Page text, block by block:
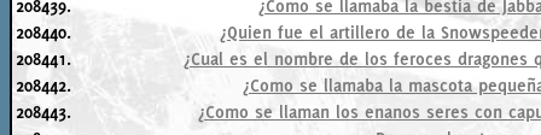
208439.
¿Como se llamaba la bestia de
208440.
¿Quien fue el artillero de la
208441.
¿Cual es el nombre de los feroces dragones
208442.
¿Como se llamaba la mascota
208443.
¿Como se llaman los enanos seres con